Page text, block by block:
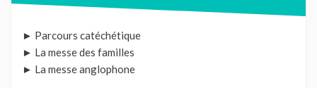
► Parcours catéchétique
► La messe des familles
► La messe anglophone